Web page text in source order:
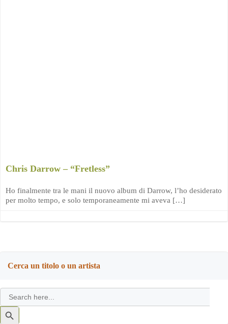
Chris Darrow – “Fretless”
Ho finalmente tra le mani il nuovo album di Darrow, l’ho desiderato
per molto tempo, e solo temporaneamente mi aveva […]
Cerca un titolo o un artista
Search
for:
Search
Button